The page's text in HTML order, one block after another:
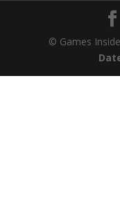
© Games